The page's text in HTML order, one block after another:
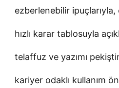
ezberlenebilir
hızlı karar tablosuyla
telaffuz ve yazımı
kariyer odaklı kullanım